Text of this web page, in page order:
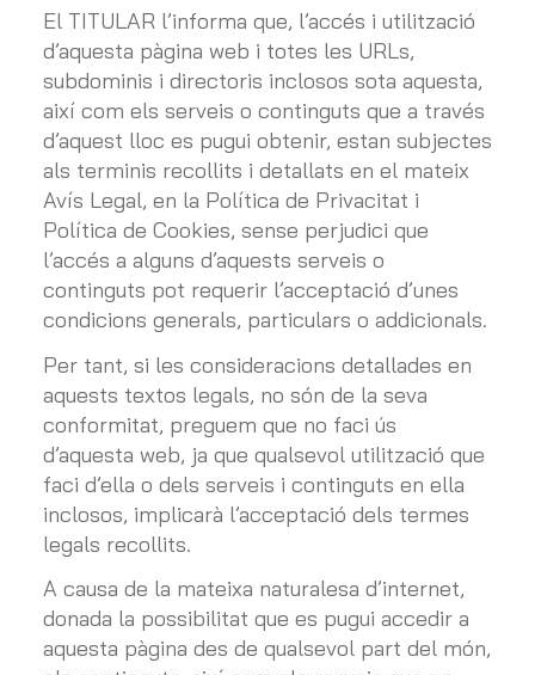
El TITULAR l’informa que, l’accés i utilització
d’aquesta pàgina web i totes les URLs,
subdominis i directoris inclosos sota aquesta,
així com els serveis o continguts que a través
d’aquest lloc es pugui obtenir, estan subjectes
als terminis recollits i detallats en el mateix
Avís Legal, en la Política de Privacitat i
Política de Cookies, sense perjudici que
l’accés a alguns d’aquests serveis o
continguts pot requerir l’acceptació d’unes
condicions generals, particulars o addicionals.
Per tant, si les consideracions detallades en
aquests textos legals, no són de la seva
conformitat, preguem que no faci ús
d’aquesta web, ja que qualsevol utilització que
faci d’ella o dels serveis i continguts en ella
inclosos, implicarà l’acceptació dels termes
legals recollits.
A causa de la mateixa naturalesa d’internet,
donada la possibilitat que es pugui accedir a
aquesta pàgina des de qualsevol part del món,